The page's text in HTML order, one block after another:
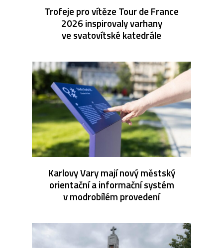
Trofeje pro vítěze Tour de France
2026 inspirovaly varhany
ve svatovítské katedrále
Karlovy Vary mají nový městský
orientační a informační systém
v modrobílém provedení